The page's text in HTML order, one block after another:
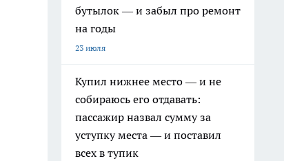
бутылок — и забыл про ремонт
на годы
23 июля
Купил нижнее место — и не
собираюсь его отдавать:
пассажир назвал сумму за
уступку места — и поставил
всех в тупик